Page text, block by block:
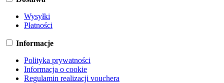
Wysyłki
Płatności
Informacje
Polityka prywatności
Informacja o cookie
Regulamin realizacji vouchera